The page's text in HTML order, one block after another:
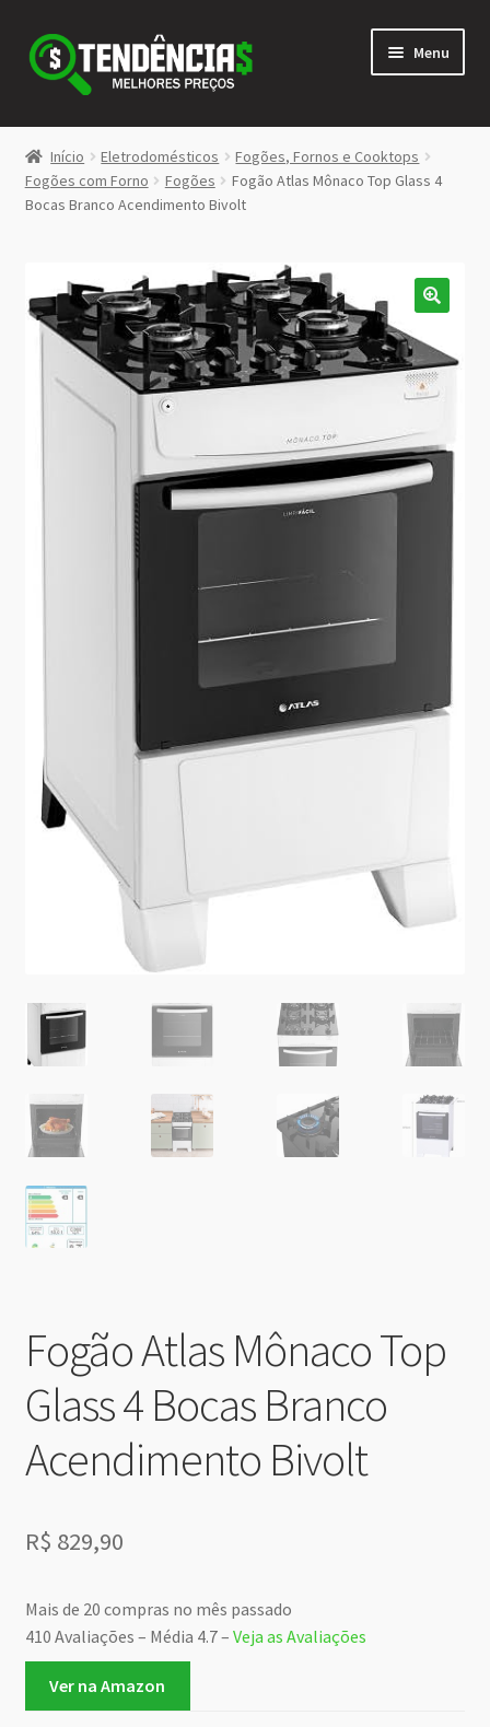
Pular
para
navegação
Pular
para
conteúdo
Menu
LOJA
<>
Início Eletrodomésticos
Fogões, Fornos e Cooktops
Fogões com Forno
Fogões
Fogão Atlas Mônaco Top Glass 4
Bocas Branco Acendimento Bivolt
Fogão Atlas Mônaco Top
Glass 4 Bocas Branco
Acendimento Bivolt
R$ 829,90
Mais de 20 compras no mês passado
410 Avaliações – Média 4.7 – Veja as Avaliações
Ver na Amazon